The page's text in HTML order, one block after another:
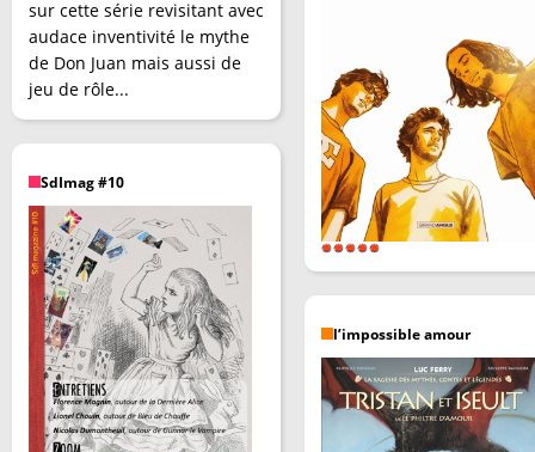
sur cette série revisitant avec
audace inventivité le mythe
de Don Juan mais aussi de
jeu de rôle...
SdImag #10
l’impossible amour